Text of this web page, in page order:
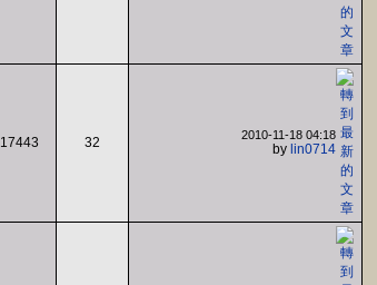
17443 32 2010-11-18 04:18
by lin0714